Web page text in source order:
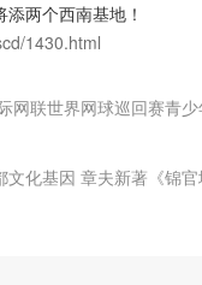
两个西南基地！
1430.html
网联世界网球巡回赛青
文化基因 章夫新著《锦